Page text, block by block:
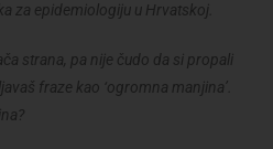
za epidemiologiju u Hrvatskoj.
strana, pa nije čudo da si propali
fraze kao ‘ogromna manjina’.